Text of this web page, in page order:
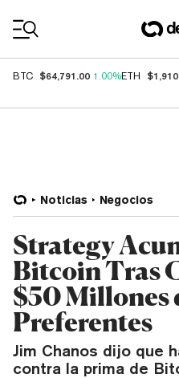
BTC $64,791.00 1.00%ETH
Noticias Negocios
Strategy
Bitcoin Tras
$50 Millones
Preferentes
Jim Chanos dijo que
contra la prima de